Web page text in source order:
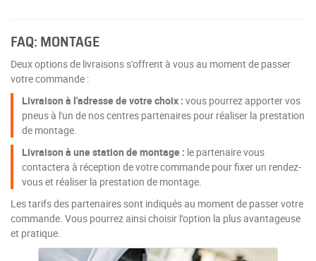
FAQ: MONTAGE
Deux options de livraisons s'offrent à vous au moment de passer
votre commande :
Livraison à l'adresse de votre choix : vous pourrez apporter vos
pneus à l'un de nos centres partenaires pour réaliser la prestation
de montage.
Livraison à une station de montage : le partenaire vous
contactera à réception de votre commande pour fixer un rendez-
vous et réaliser la prestation de montage.
Les tarifs des partenaires sont indiqués au moment de passer votre
commande. Vous pourrez ainsi choisir l’option la plus avantageuse
et pratique.